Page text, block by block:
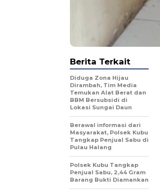
Berita Terkait
Diduga Zona Hijau
Dirambah, Tim Media
Temukan Alat Berat dan
BBM Bersubsidi di
Lokasi Sungai Daun
Berawal informasi dari
Masyarakat, Polsek Kubu
Tangkap Penjual Sabu di
Pulau Halang
Polsek Kubu Tangkap
Penjual Sabu, 2,44 Gram
Barang Bukti Diamankan